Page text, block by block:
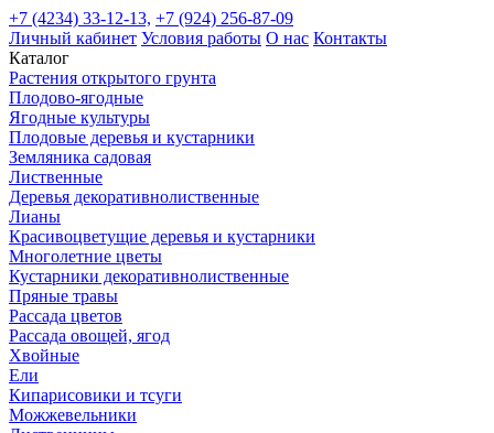
+7 (4234) 33-12-13, +7 (924) 256-87-09
Личный кабинет Условия работы О нас Контакты
Каталог
Растения открытого грунта
Плодово-ягодные
Ягодные культуры
Плодовые деревья и кустарники
Земляника садовая
Лиственные
Деревья декоративнолиственные
Лианы
Красивоцветущие деревья и кустарники
Многолетние цветы
Кустарники декоративнолиственные
Пряные травы
Рассада цветов
Рассада овощей, ягод
Хвойные
Ели
Кипарисовики и тсуги
Можжевельники